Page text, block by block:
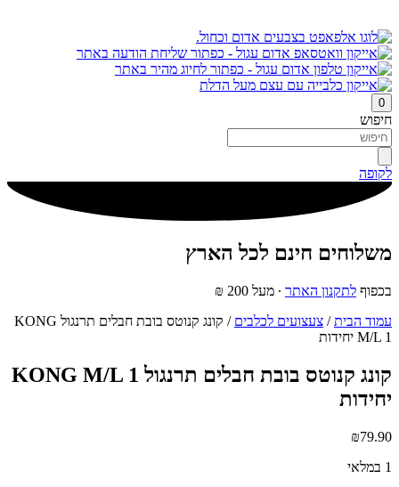
0
חיפוש
לקופה
משלוחים חינם לכל הארץ
בכפוף לתקנון האתר ∙ מעל 200 ₪
עמוד הבית/ צעצועים לכלבים
/ קונג קנוטס בובת חבלים תרנגול KONG
M/L 1 יחידות
קונג קנוטס בובת חבלים תרנגול KONG M/L 1
יחידות
₪79.90
1 במלאי